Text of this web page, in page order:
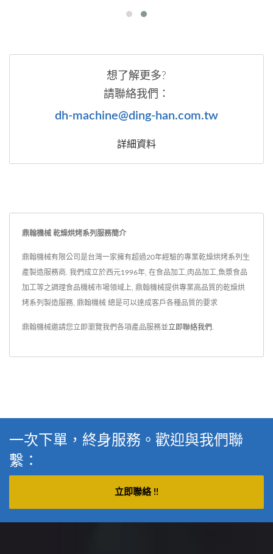
想了解更多?
請聯絡我們：
dh-machine@ding-han.com.tw
詳細資料
鼎翰機械 乾燥烘烤系列服務簡介
鼎翰機械有限公司是台灣一家擁有超過20年經驗的專業乾燥烘烤系列生
產製造服務商. 我們成立於西元1996年, 在食品加工,肉品加工,魚漿食品
加工等之調理食品機械市場領域上, 鼎翰機械提供專業高品質的乾燥烘
烤系列製造服務, 鼎翰機械 總是可以達成客戶各種品質的要求
鼎翰機械邀請您立即瀏覽我們各項產品服務並立即聯絡我們
一次下單，終身服務。歡迎與我們聯
繫：
立即聯絡 !!